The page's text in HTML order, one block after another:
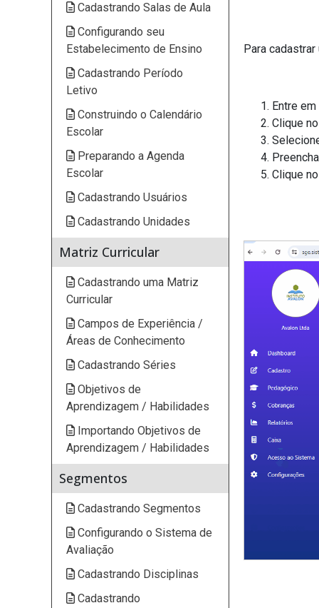
Cadastrando Salas de Aula
Configurando seu
Estabelecimento de Ensino
Cadastrando Período
Letivo
Construindo o Calendário
Escolar
Preparando a Agenda
Escolar
Cadastrando Usuários
Cadastrando Unidades
Matriz Curricular
Cadastrando uma Matriz
Curricular
Campos de Experiência /
Áreas de Conhecimento
Cadastrando Séries
Objetivos de
Aprendizagem / Habilidades
Importando Objetivos de
Aprendizagem / Habilidades
Segmentos
Cadastrando Segmentos
Configurando o Sistema de
Avaliação
Cadastrando Disciplinas
Cadastrando
Para
Entre em
Clique
Clique